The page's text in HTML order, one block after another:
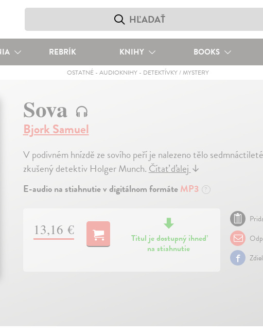
REBRÍK KNIHY BOOKS
OSTATNÉ- AUDIOKNIHY- DETEKTÍVKY / MYSTERY
Sova
Bjork Samuel
V podivném hnízdě ze sovího peří je nalezeno tělo
zkušený detektiv Holger Munch.Čítať ďalej↓
E-audio na stiahnutie v digitálnom formáteMP3 ?
13,16 €
Titul je dostupný ihneď
na stiahnutie